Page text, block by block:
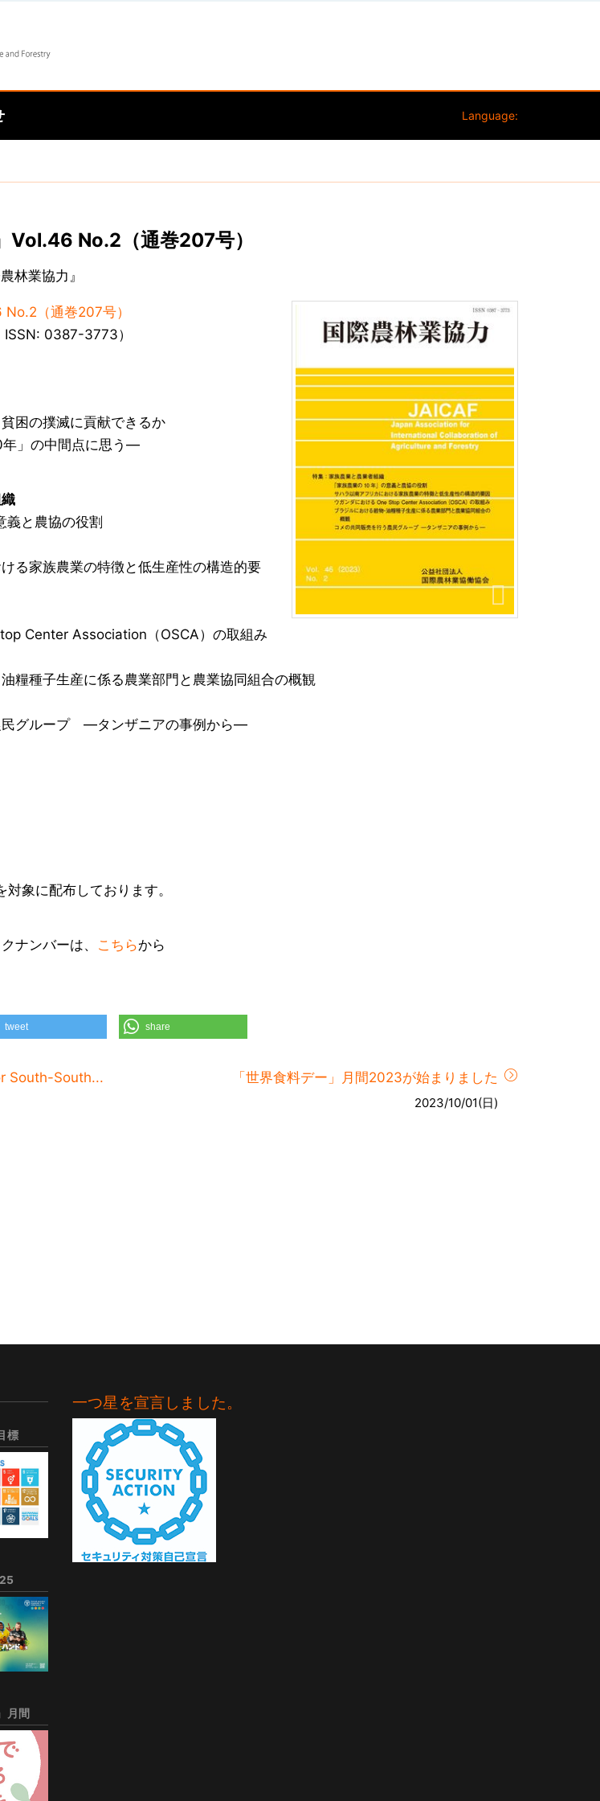
Language:
Vol.46 No.2（通巻207号）
林業協力』
No.2（通巻207号）
0387-3773）
困の撲滅に貢献できるか
」の中間点に思う―
と農協の役割
る家族農業の特徴と低生産性の構造的要
Center Association（OSCA）の取組み
糧種子生産に係る農業部門と農業協同組合の概観
民グループ ―タンザニアの事例から―
象に配布しております。
ナンバーは、 こちらから
tweet share
South-South... 「世界食料デー」月間2023が始まりました
2023/10/01(日)
標
月間
一つ星を宣言しました。